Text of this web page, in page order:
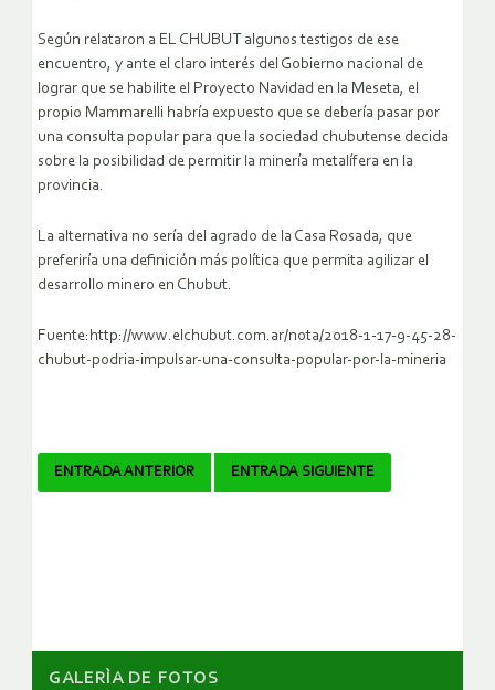
Según relataron a EL CHUBUT algunos testigos de ese
encuentro, y ante el claro interés del Gobierno nacional de
lograr que se habilite el Proyecto Navidad en la Meseta, el
propio Mammarelli habría expuesto que se debería pasar por
una consulta popular para que la sociedad chubutense decida
sobre la posibilidad de permitir la minería metalífera en la
provincia.
La alternativa no sería del agrado de la Casa Rosada, que
preferiría una definición más política que permita agilizar el
desarrollo minero en Chubut.
Fuente:http://www.elchubut.com.ar/nota/2018-1-17-9-45-28-
chubut-podria-impulsar-una-consulta-popular-por-la-mineria
Navegador
ENTRADA ANTERIOR ENTRADA SIGUIENTE
GALERÌA DE FOTOS